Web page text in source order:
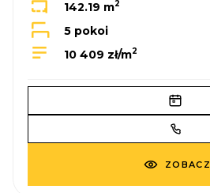
142.19 m2
5 pokoi
10 409 zł/m2
ZOBACZ